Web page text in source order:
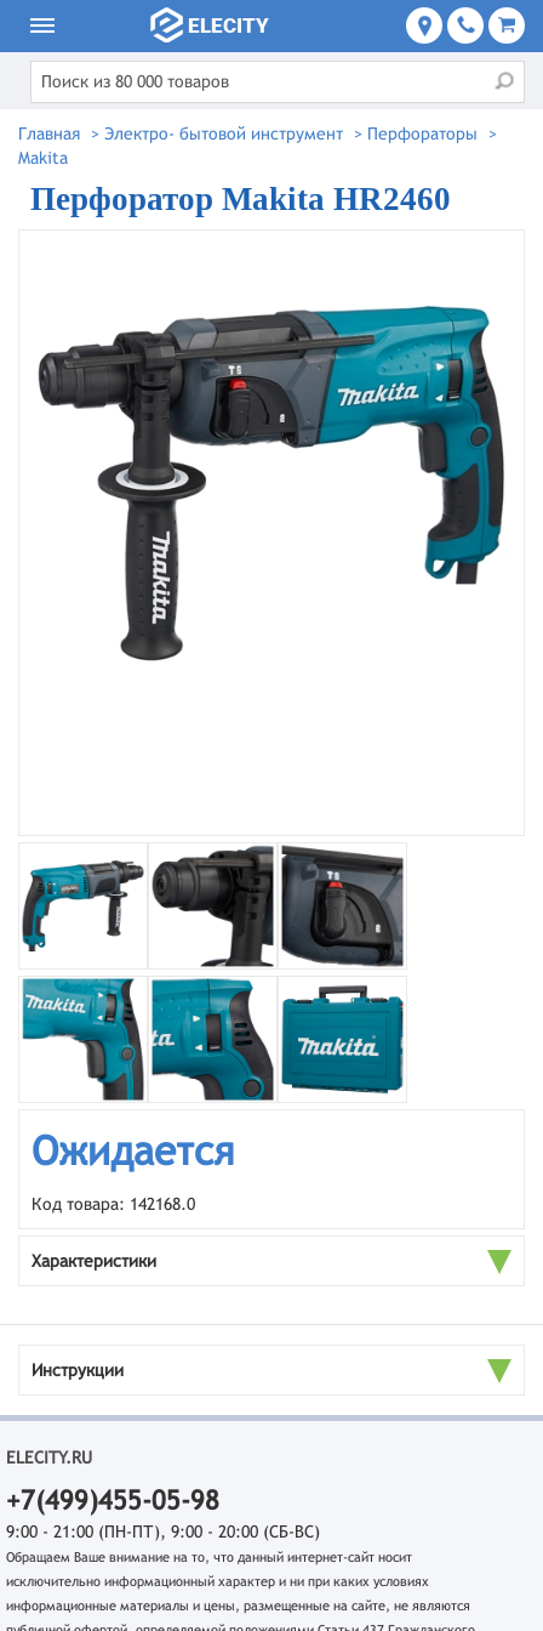
Главная > Электро- бытовой инструмент > Перфораторы
>
Makita
Перфоратор Makita HR2460
Ожидается
Код товара: 142168.0
Характеристики
Инструкции
ELECITY.RU
+7(499)455-05-98
9:00 - 21:00 (ПН-ПТ), 9:00 - 20:00 (СБ-ВС)
Обращаем Ваше внимание на то, что данный интернет-сайт носит
исключительно информационный характер и ни при каких условиях
информационные материалы и цены, размещенные на сайте, не являются